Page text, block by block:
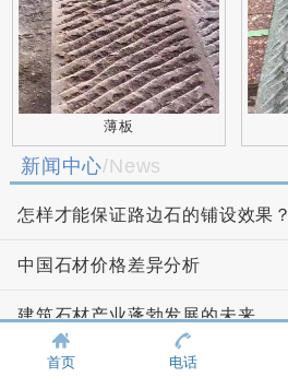
薄板
新闻中心/News
怎样才能保证路边石的铺设效果？
中国石材价格差异分析
建筑石材产业蓬勃发展的未来
如何辨别青石板材的优劣
首页 电话